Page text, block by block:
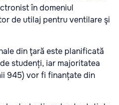
în domeniul
de utilaj pentru ventilare şi
din ţară este planificată
studenți, iar majoritatea
945) vor fi finanțate din